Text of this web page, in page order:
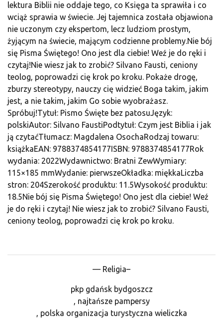
lektura Biblii nie oddaje tego, co Księga ta sprawiła i co
wciąż sprawia w świecie. Jej tajemnica została objawiona
nie uczonym czy ekspertom, lecz ludziom prostym,
żyjącym na świecie, mającym codzienne problemy.Nie bój
się Pisma Świętego! Ono jest dla ciebie! Weź je do ręki i
czytaj!Nie wiesz jak to zrobić? Silvano Fausti, ceniony
teolog, poprowadzi cię krok po kroku. Pokaże drogę,
zburzy stereotypy, nauczy cię widzieć Boga takim, jakim
jest, a nie takim, jakim Go sobie wyobrażasz.
Spróbuj!Tytuł: Pismo Święte bez patosuJęzyk:
polskiAutor: Silvano FaustiPodtytuł: Czym jest Biblia i jak
ją czytaćTłumacz: Magdalena OsochaRodzaj towaru:
książkaEAN: 9788374854177ISBN: 9788374854177Rok
wydania: 2022Wydawnictwo: Bratni ZewWymiary:
115×185 mmWydanie: pierwszeOkładka: miękkaLiczba
stron: 204Szerokość produktu: 11.5Wysokość produktu:
18.5Nie bój się Pisma Świętego! Ono jest dla ciebie! Weź
je do ręki i czytaj! Nie wiesz jak to zrobić? Silvano Fausti,
ceniony teolog, poprowadzi cię krok po kroku.
— Religia–
pkp gdańsk bydgoszcz
, najtańsze pampersy
, polska organizacja turystyczna wieliczka